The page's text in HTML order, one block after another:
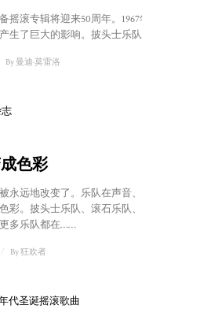
摇滚专辑将迎来50周年。1967年的音
生了巨大的影响。披头士乐队的...
By 曼迪·莫雷洛
色彩
永远地改变了。乐队在声音、视觉和
彩。披头士乐队、滚石乐队、平克·
多乐队都在……
By狂欢者